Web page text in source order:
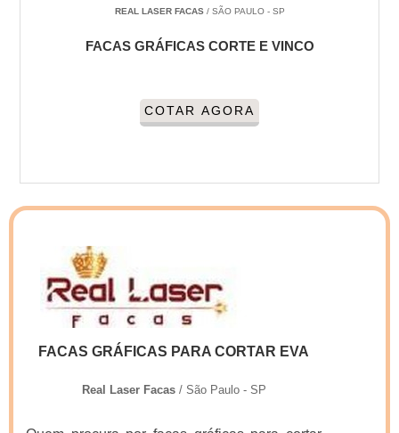
REAL LASER FACAS/ SÃO PAULO - SP
FACAS GRÁFICAS CORTE E VINCO
COTAR AGORA
FACAS GRÁFICAS PARA CORTAR EVA
Real Laser Facas / São Paulo - SP